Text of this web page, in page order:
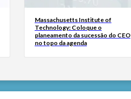
Massachusetts Institute of
Technology: Coloque o
planeamento da sucessão do CEO
no topo da agenda